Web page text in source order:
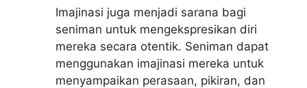
Imajinasi juga menjadi sarana bagi
seniman untuk mengekspresikan diri
mereka secara otentik. Seniman dapat
menggunakan imajinasi mereka untuk
menyampaikan perasaan, pikiran, dan